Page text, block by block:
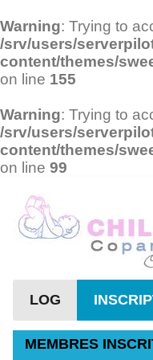
Warning: Trying to
/srv/users/
content/themes/
on line 155
Warning: Trying to
/srv/users/
content/themes/
on line 99
LOG
MEMBRES